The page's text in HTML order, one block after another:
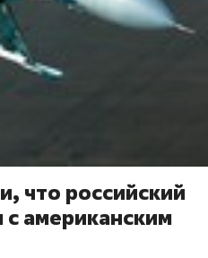
что российский
с американским